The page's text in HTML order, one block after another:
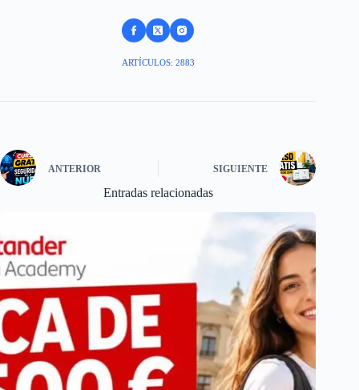
ARTÍCULOS: 2883
ANTERIOR SIGUIENTE
Entradas relacionadas